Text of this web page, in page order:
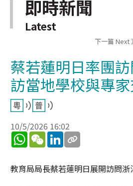
即時新聞
Latest
下一篇 Next
蔡若蓮明日率團
訪當地學校與專
10/5/2026 16:02
WhatsApp
WeChatLinkedIn
教育局局長蔡若蓮明日展開訪問浙